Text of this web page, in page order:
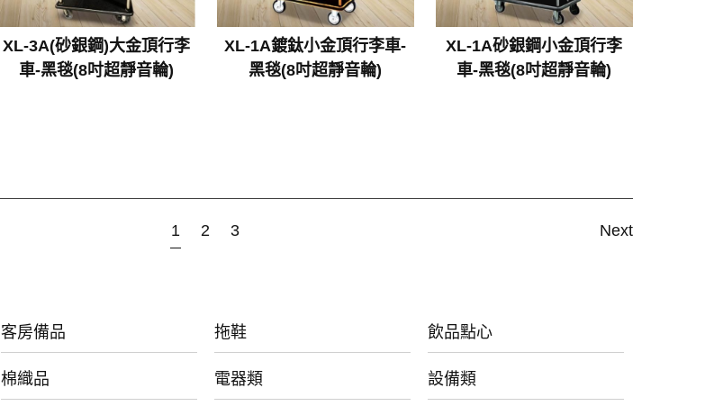
XL-3A(砂銀鋼)大金頂行李
車-黑毯(8吋超靜音輪)
XL-1A鍍鈦小金頂行李車-
黑毯(8吋超靜音輪)
XL-1A砂銀鋼小金頂行李
車-黑毯(8吋超靜音輪)
1 2 3 Next
客房備品 拖鞋 飲品點心
棉織品 電器類 設備類